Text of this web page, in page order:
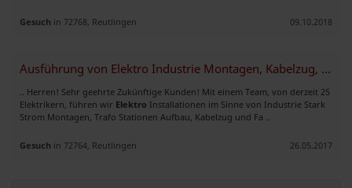
Gesuch in 72768, Reutlingen 09.10.2018
Ausführung von Elektro Industrie Montagen, Kabelzug, Fahrleitungen
.. Herren! Sehr geehrte Zukünftige Kunden! Mit einem Team, von derzeit 25
Elektrikern, führen wir Elektro Installationen im Sinne von Industrie Stark
Strom Montagen, Trafo Stationen Aufbau, Kabelzug und Fa ..
Gesuch in 72764, Reutlingen 26.05.2017